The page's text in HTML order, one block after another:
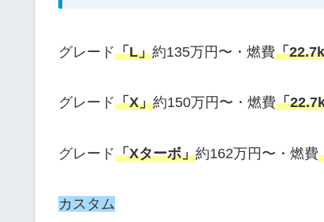
グレード「L」約135万円〜・燃費「
グレード「X」約150万円〜・燃費「
グレード「Xターボ」約162万円〜・燃費
カスタム